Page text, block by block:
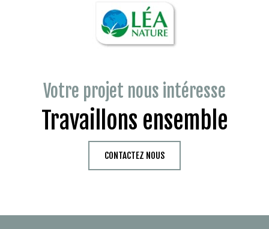
Votre projet nous intéresse
Travaillons ensemble
CONTACTEZ NOUS